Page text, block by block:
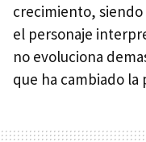
crecimiento,
el personaje
no evoluciona
que ha cambiado la